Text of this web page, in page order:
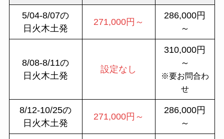
5/04-8/07の
日火木土発
271,000円～
286,000円
～
8/08-8/11の
日火木土発
設定なし
310,000円
～
※要お問合わ
せ
8/12-10/25の
日火木土発
271,000円～
286,000円
～